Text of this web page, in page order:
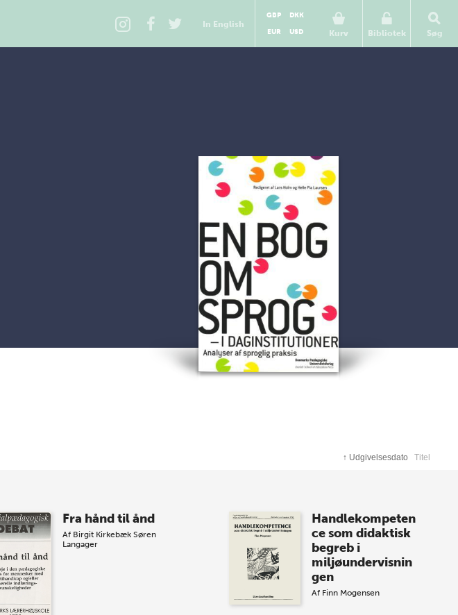
In English
Kurv
GBP
DKK
EUR
USD Bibliotek Søg
↑ Udgivelsesdato Titel
Fra hånd til ånd
Af Birgit Kirkebæk Søren
Langager
Handlekompeten
ce som didaktisk
begreb i
miljøundervisnin
gen
Af Finn Mogensen